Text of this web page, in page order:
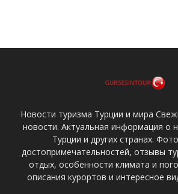
Новости туризма Турции и мира
новости. Актуальная информация о
Турции и других странах.
достопримечательностей, отзывы
отдых, особенности климата и
описания курортов и интересное